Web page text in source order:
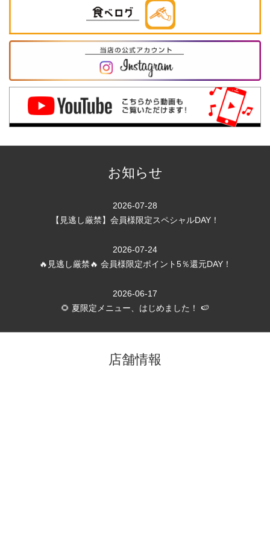
お知らせ
2026-07-28
【見逃し厳禁】会員様限定スペシャルDAY！
2026-07-24
🔥見逃し厳禁🔥 会員様限定ポイント5％還元DAY！
2026-06-17
🌻 夏限定メニュー、はじめました！ 🍉
店舗情報